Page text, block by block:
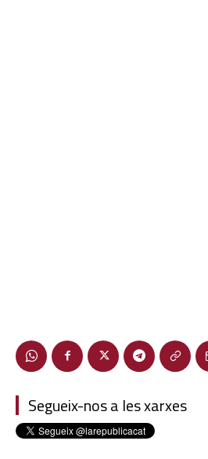
Segueix-nos a les xarxes